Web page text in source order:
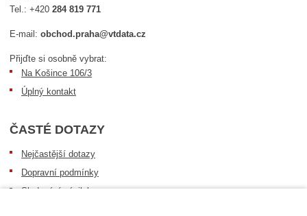
Tel.:+420284 819 771
E-mail:obchod.praha@vtdata.cz
Přijďte si osobně vybrat:
Na Košince 106/3
Úplný kontakt
ČASTÉ DOTAZY
Nejčastější dotazy
Dopravní podmínky
Sledování zásilek